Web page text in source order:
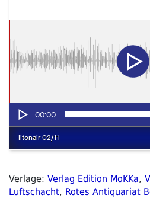
Verlage: Verlag Edition MoKKa,
Luftschacht, Rotes Antiquariat